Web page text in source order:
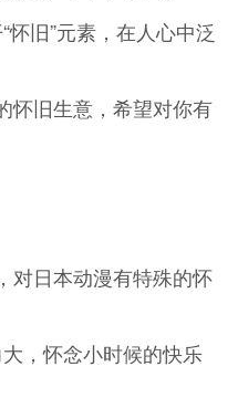
旧”元素，在人心中泛
怀旧生意，希望对你有
对日本动漫有特殊的怀
，怀念小时候的快乐